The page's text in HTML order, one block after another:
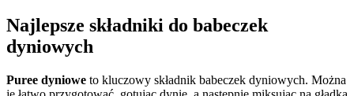
Najlepsze składniki do babeczek
dyniowych
Puree dyniowe to kluczowy składnik babeczek dyniowych. Można